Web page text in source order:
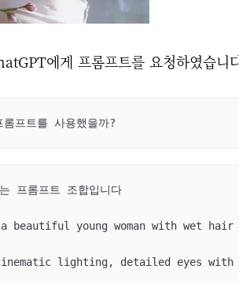
에게 프롬프트를 요청하였습니
프트를 사용했을까?
프롬프트 조합입니다
young woman with wet hair
lighting, detailed eyes with